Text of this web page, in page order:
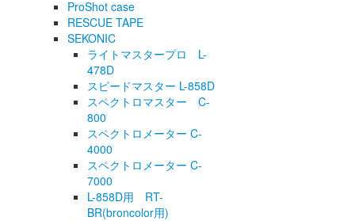
ProShot case
RESCUE TAPE
SEKONIC
ライトマスタープロ L-
478D
スピードマスター L-858D
スペクトロマスター C-
800
スペクトロメーター C-
4000
スペクトロメーター C-
7000
L-858D用 RT-
BR(broncolor用)